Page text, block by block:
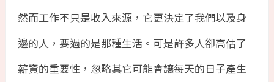
然而工作不只是收入來源，它更決定了我們以及身
邊的人，要過的是那種生活。可是許多人卻高估了
薪資的重要性，忽略其它可能會讓每天的日子產生